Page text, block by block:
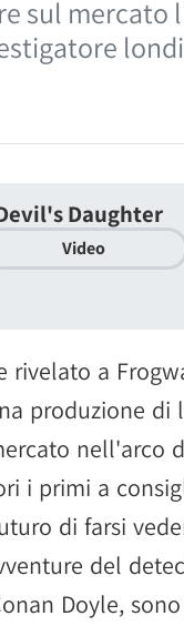
sul
Daughter
Video
rivelato a
produzione di
nell'arco
i primi a
di farsi
del
Doyle,